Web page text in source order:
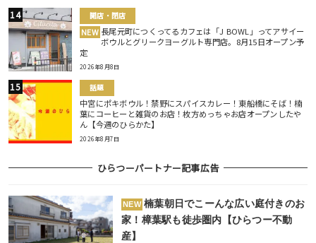
開店・閉店
NEW 長尾元町につくってるカフェは「J BOWL」ってアサイー
ボウルとグリークヨーグルト専門店。8月15日オープン予
定
2026年8月8日
話題
中宮にポキボウル！禁野にスパイスカレー！東船橋にそば！楠
葉にコーヒーと雑貨のお店！枚方めっちゃお店オープンしたや
ん【今週のひらかた】
2026年8月7日
ひらつーパートナー記事広告
NEW 楠葉朝日でこーんな広い庭付きのお
家！樟葉駅も徒歩圏内【ひらつー不動
産】